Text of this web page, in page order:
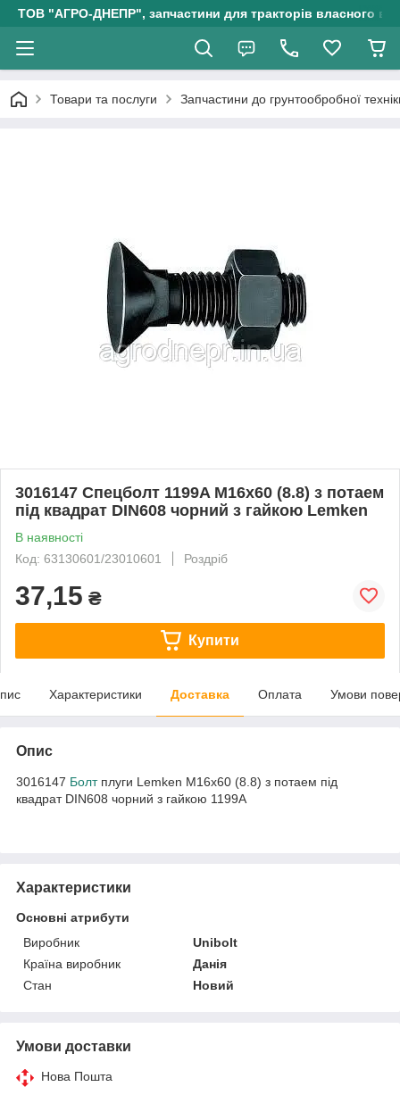
ТОВ "АГРО-ДНЕПР", запчастини для тракторів власного
Товари та послуги Запчастини до грунтообробної
3016147 Спецболт 1199A М16х60 (8.8) з потаем
під квадрат DIN608 чорний з гайкою Lemken
В наявності
Код: 63130601/23010601
Роздріб
37,15 ₴
Купити
Характеристики Доставка Оплата Умови
Опис
3016147 Болтплуги Lemken М16х60 (8.8) з потаем під
квадрат DIN608 чорний з гайкою 1199A
Характеристики
Основні атрибути
Виробник
Unibolt
Країна виробник
Данія
Стан
Новий
Умови доставки
Нова Пошта